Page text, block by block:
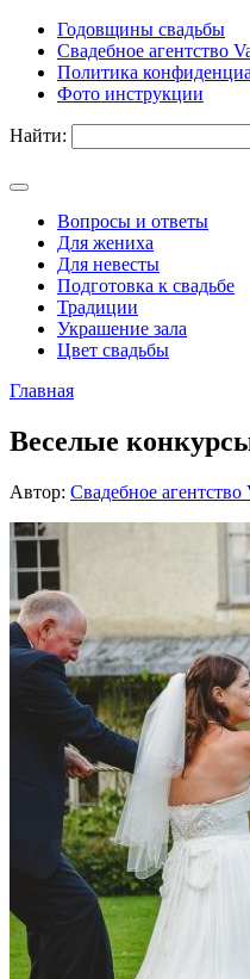
Годовщины свадьбы
Свадебное агентство
Политика
Фото инструкции
Найти:
Вопросы и ответы
Для жениха
Для невесты
Подготовка к свадьбе
Традиции
Украшение зала
Цвет свадьбы
Главная
Веселые
Автор: Свадебное агентство